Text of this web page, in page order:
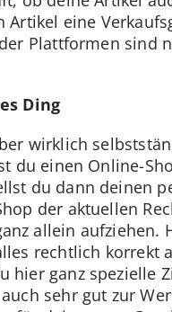
Artikel eine
Plattformen sind
Ding
wirklich
du einen Online-
du dann deinen
der aktuellen
allein
rechtlich korrekt
hier ganz spezielle
sehr gut zur